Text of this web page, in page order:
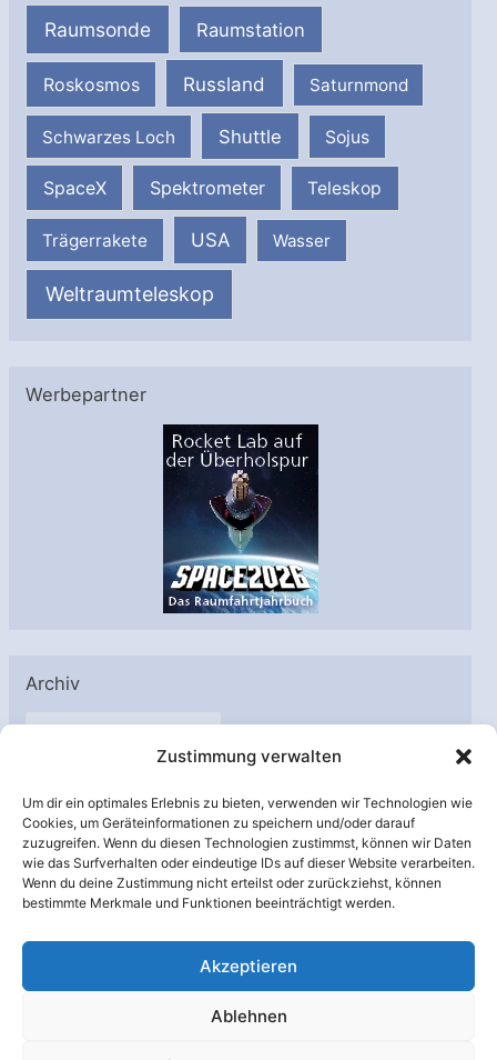
Zustimmung verwalten
Um dir ein optimales Erlebnis zu bieten, verwenden wir Technologien wie
Cookies, um Geräteinformationen zu speichern und/oder darauf
zuzugreifen. Wenn du diesen Technologien zustimmst, können wir Daten
wie das Surfverhalten oder eindeutige IDs auf dieser Website verarbeiten.
Wenn du deine Zustimmung nicht erteilst oder zurückziehst, können
bestimmte Merkmale und Funktionen beeinträchtigt werden.
Akzeptieren
Ablehnen
Raumsonde Raumstation
Roskosmos Russland Saturnmond
Schwarzes Loch Shuttle Sojus
SpaceX Spektrometer Teleskop
Trägerrakete USA Wasser
Weltraumteleskop
Werbepartner
Archiv
A
h
i
v
Unterstützt von: